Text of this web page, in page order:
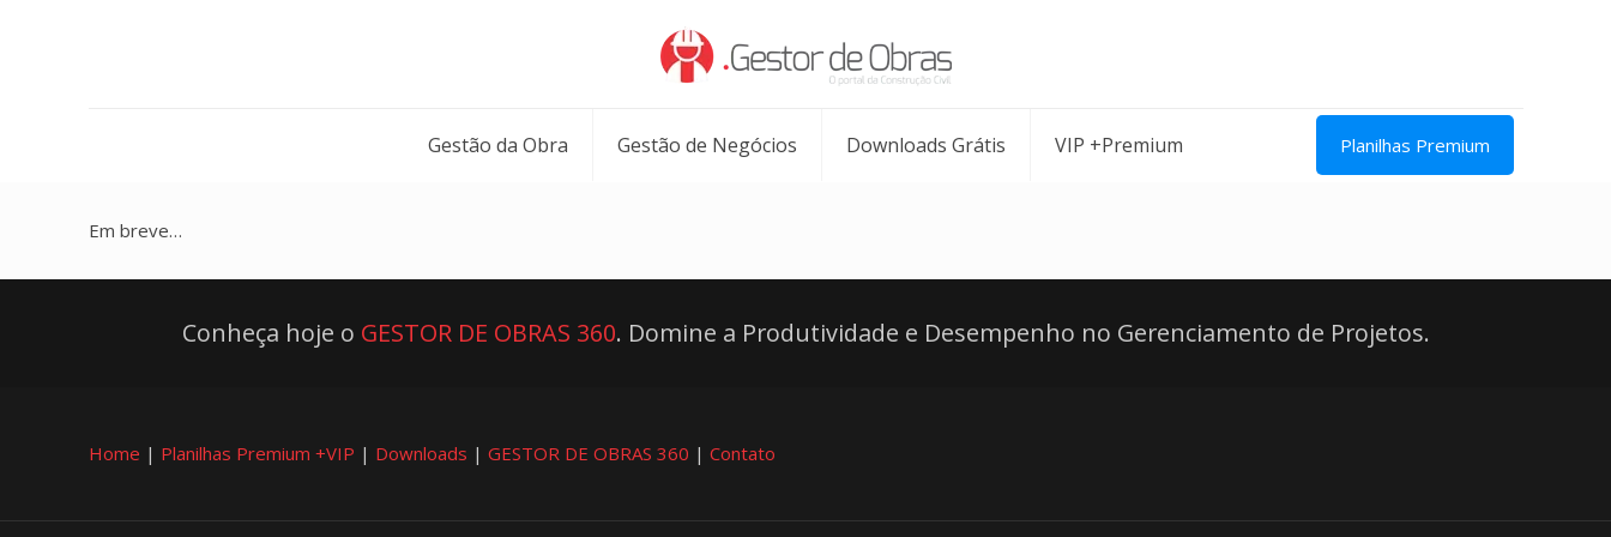
Gestão da Obra Gestão de Negócios Downloads Grátis VIP +Premium Planilhas Premium
Em breve…
Conheça hoje o GESTOR DE OBRAS 360. Domine a Produtividade e Desempenho no Gerenciamento de Projetos.
Home | Planilhas Premium +VIP | Downloads | GESTOR DE OBRAS 360 | Contato